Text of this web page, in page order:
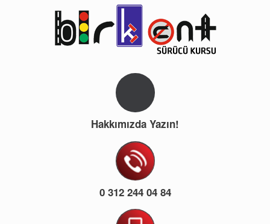
Hakkımızda Yazın!
0 312 244 04 84